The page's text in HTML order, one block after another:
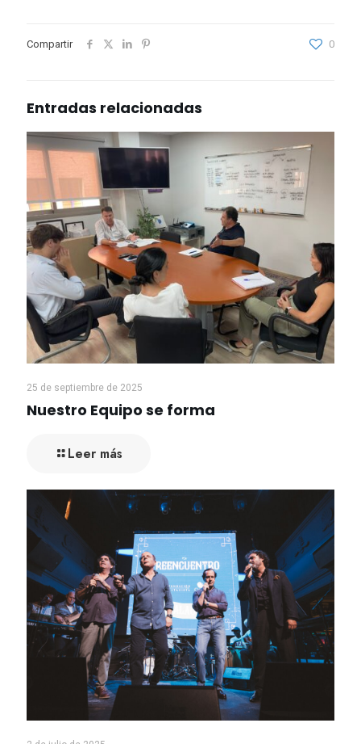
Compartir 0
Entradas relacionadas
25 de septiembre de 2025
Nuestro Equipo se forma
Leer más